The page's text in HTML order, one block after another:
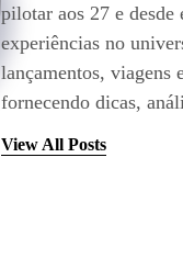
pilotar aos 27 e
experiências no
lançamentos, viagens
fornecendo dicas,
View All Posts